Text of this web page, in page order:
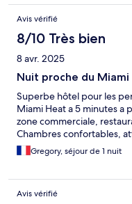
Avis vérifié
8/10 Très bien
8 avr. 2025
Nuit proche du Miami
Superbe hôtel pour les
Miami Heat a 5 minutes a
zone commerciale,
Chambres confortables,
Gregory, séjour de 1 nuit
Avis vérifié